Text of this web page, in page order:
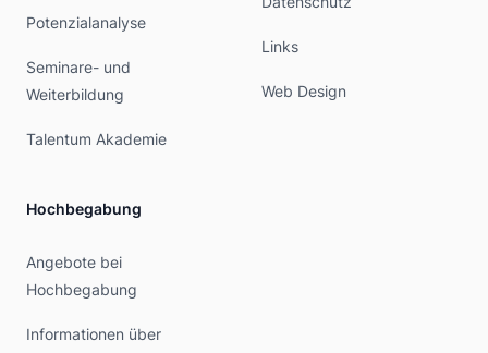
Potenzialanalyse
Seminare- und
Weiterbildung
Talentum Akademie
Hochbegabung
Angebote bei
Hochbegabung
Informationen über
Links
Web Design